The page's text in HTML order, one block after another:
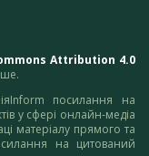
Attribution 4.0
посилання на
у сфері онлайн-медіа
матеріалу прямого та
на цитований